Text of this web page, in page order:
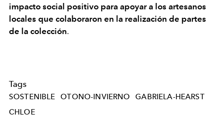
impacto social positivo para apoyar a los artesanos
locales que colaboraron en la realización de partes
de la colección.
Tags
SOSTENIBLE OTONO-INVIERNO
GABRIELA-HEARST
CHLOE